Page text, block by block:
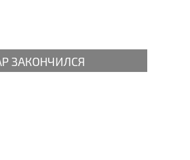
ЗАКОНЧИЛСЯ